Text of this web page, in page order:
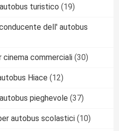
turistico (19)
dell' autobus
cinema commerciali (30)
Hiace (12)
pieghevole (37)
autobus scolastici (10)